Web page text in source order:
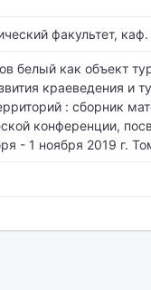
факультет,
белый как объект
краеведения и
: сборник
конференции,
- 1 ноября 2019 г.